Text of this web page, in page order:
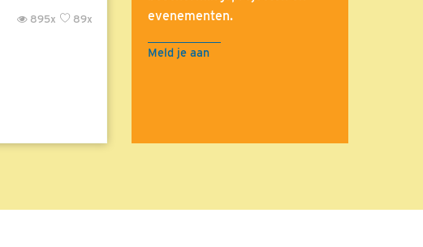
89x
895x
evenementen.
Meld je aan